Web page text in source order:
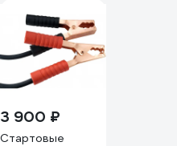
3 900 ₽
Стартовые